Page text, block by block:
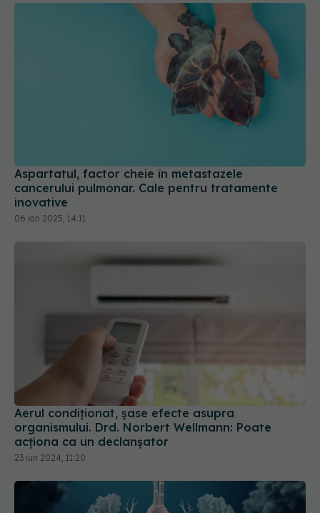
Aspartatul, factor cheie în metastazele
cancerului pulmonar. Cale pentru tratamente
Aerul condiționat, șase efecte asupra
organismului. Drd. Norbert Wellmann: Poate
acționa ca un declanșator
23 iun 2024, 11:20